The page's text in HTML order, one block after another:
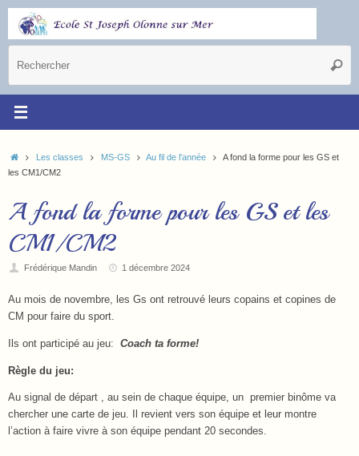
Les classes MS-GS Au fil de l'année
A fond la forme pour les GS et
les CM1/CM2
A fond la forme pour les GS et les
CM1/CM2
Frédérique Mandin 1 décembre 2024
Au mois de novembre, les Gs ont retrouvé leurs copains et copines de
CM pour faire du sport.
Ils ont participé au jeu: Coach ta forme!
Règle du jeu:
Au signal de départ , au sein de chaque équipe, un premier binôme va
chercher une carte de jeu. Il revient vers son équipe et leur montre
l’action à faire vivre à son équipe pendant 20 secondes.